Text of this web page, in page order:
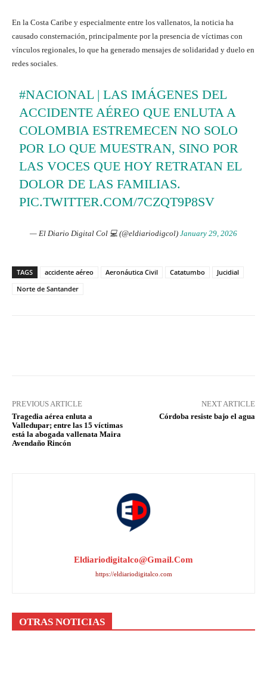
En la Costa Caribe y especialmente entre los vallenatos, la noticia ha
causado consternación, principalmente por la presencia de víctimas con
vínculos regionales, lo que ha generado mensajes de solidaridad y duelo en
redes sociales.
#NACIONAL| LAS IMÁGENES DEL
ACCIDENTE AÉREO QUE ENLUTA A
COLOMBIA ESTREMECEN NO SOLO
POR LO QUE MUESTRAN, SINO POR
LAS VOCES QUE HOY RETRATAN EL
DOLOR DE LAS FAMILIAS.
PIC.TWITTER.COM/7CZQT9P8SV
— El Diario Digital Col 💻 (@eldiariodigcol) January 29, 2026
TAGS accidente aéreo Aeronáutica Civil Catatumbo
Jucidial
Norte de Santander
PREVIOUS ARTICLE
Tragedia aérea enluta a
Valledupar; entre las 15 víctimas
está la abogada vallenata Maira
Avendaño Rincón
NEXT ARTICLE
Córdoba resiste bajo el agua
Eldiariodigitalco@gmail.com
https://eldiariodigitalco.com
OTRAS NOTICIAS